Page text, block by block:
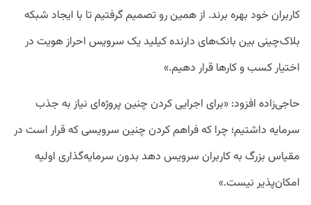
کاربران خود بهره برند. از همین رو تصمیم گرفتیم تا با ایجاد شبکه
بلاک‌چینی بین بانک‌های دارنده کیلید یک سرویس احراز هویت در
اختیار کسب و کارها قرار دهیم.»
حاجی‌زاده افزود: «برای اجرایی کردن چنین پروژه‌ای نیاز به جذب
سرمایه داشتیم؛ چرا که فراهم کردن چنین سرویسی که قرار است در
مقیاس بزرگ به کاربران سرویس دهد بدون سرمایه‌گذاری اولیه
امکان‌پذیر نیست.»